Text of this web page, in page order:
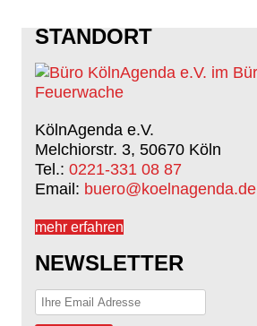
STANDORT
KölnAgenda e.V.
Melchiorstr. 3, 50670 Köln
Tel.: 0221-331 08 87
Email: buero@koelnagenda.de
mehr erfahren
NEWSLETTER